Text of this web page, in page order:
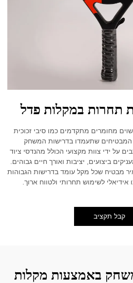
תחרות במקלות פדל
מחומרים מתקדמים כמו סיבי זכוכית
המבטיחים שתעמדו בדרישות המשחק
על ידי צוות מקצועי הכולל מהנדסי ציוד
ביצועים, יציבות ואורך חיים גבוהים.
מבטיח שכל מקל עומד בדרישות הגבוהות
לשימוש תחרותי ולטווח ארוך.
קבל תקציב
באמצעות מקלות